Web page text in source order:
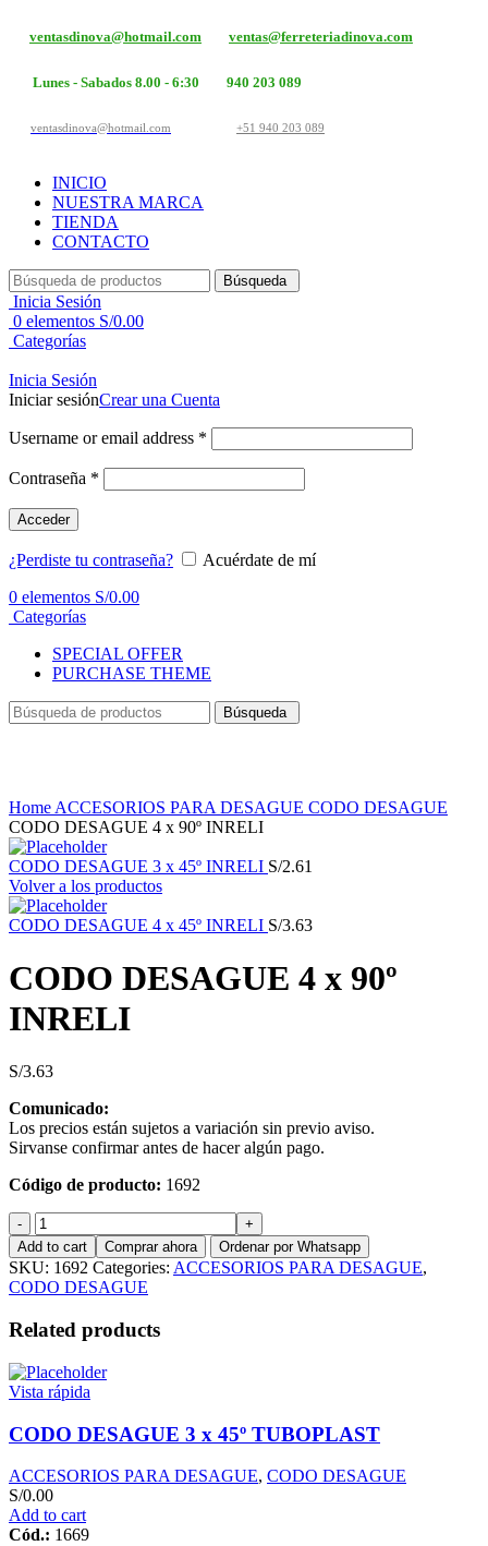
ventasdinova@hotmail.com ventas@ferreteriadinova.com
Lunes - Sabados 8.00 - 6:30 940 203 089
ventasdinova@hotmail.com +51 940 203 089
INICIO
NUESTRA MARCA
TIENDA
CONTACTO
Búsqueda
Inicia Sesión
0 elementos S/0.00
Categorías
Inicia Sesión
Iniciar sesiónCrear una Cuenta
Username or email address *
Contraseña *
Acceder
¿Perdiste tu contraseña?
Acuérdate de mí
0 elementos S/0.00
Categorías
SPECIAL OFFER
PURCHASE THEME
Búsqueda
Home ACCESORIOS PARA DESAGUE CODO DESAGUE
CODO DESAGUE 4 x 90º INRELI
CODO DESAGUE 3 x 45º INRELI S/2.61
Volver a los productos
CODO DESAGUE 4 x 45º INRELI S/3.63
CODO DESAGUE 4 x 90º
INRELI
S/3.63
Comunicado:
Los precios están sujetos a variación sin previo aviso.
Sirvanse confirmar antes de hacer algún pago.
Código de producto: 1692
CODO
DESAGUE
4
x
90º
INRELI
quantity
Add to cart Comprar ahora Ordenar por Whatsapp
SKU: 1692 Categories: ACCESORIOS PARA DESAGUE,
CODO DESAGUE
Related products
Vista rápida
CODO DESAGUE 3 x 45º TUBOPLAST
ACCESORIOS PARA DESAGUE, CODO DESAGUE
S/0.00
Add to cart
Cód.: 1669